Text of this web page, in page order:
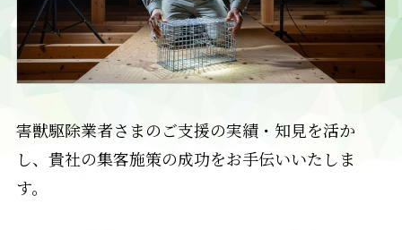
害獣駆除業者さまのご支援の実績・知見を活か
し、貴社の集客施策の成功をお手伝いいたしま
す。